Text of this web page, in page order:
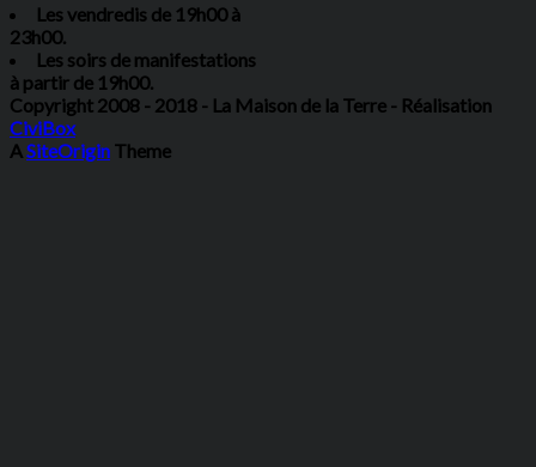
Les vendredis de 19h00 à
23h00.
Les soirs de manifestations
à partir de 19h00.
Copyright 2008 - 2018 - La Maison de la Terre - Réalisation
CiviBox
ASiteOrigin Theme